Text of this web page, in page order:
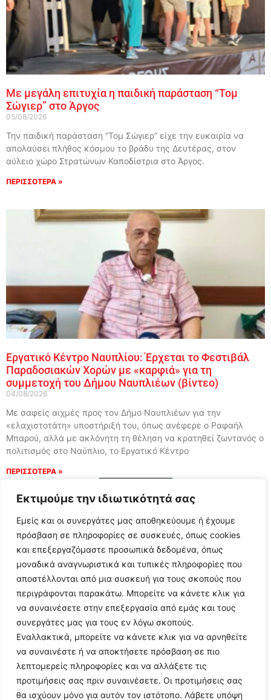
Εκτιμούμε την ιδιωτικότητά σας
Εμείς και οι συνεργάτες μας αποθηκεύουμε ή έχουμε
πρόσβαση σε πληροφορίες σε συσκευές, όπως cookies
και επεξεργαζόμαστε προσωπικά δεδομένα, όπως
μοναδικά αναγνωριστικά και τυπικές πληροφορίες που
αποστέλλονται από μια συσκευή για τους σκοπούς που
περιγράφονται παρακάτω. Μπορείτε να κάνετε κλικ για
να συναινέσετε στην επεξεργασία από εμάς και τους
συνεργάτες μας για τους εν λόγω σκοπούς.
Εναλλακτικά, μπορείτε να κάνετε κλικ για να αρνηθείτε
να συναινέστε ή να αποκτήσετε πρόσβαση σε πιο
λεπτομερείς πληροφορίες και να αλλάξετε τις
προτιμήσεις σας πριν συναινέσετε. Οι προτιμήσεις σας
θα ισχύουν μόνο για αυτόν τον ιστότοπο. Λάβετε υπόψη
Με μεγάλη επιτυχία η παιδική παράσταση “Τομ
Σώγιερ” στο Άργος
05/08/2026
Την παιδική παράσταση “Τομ Σώγιερ” είχε την ευκαιρία να
απολαύσει πλήθος κόσμου το βράδυ της Δευτέρας, στον
αύλειο χώρο Στρατώνων Καποδίστρια στο Άργος.
ΠΕΡΙΣΣΟΤΕΡΑ »
Εργατικό Κέντρο Ναυπλίου: Έρχεται το Φεστιβάλ
Παραδοσιακών Χορών με «καρφιά» για τη
συμμετοχή του Δήμου Ναυπλιέων (βίντεο)
04/08/2026
Με σαφείς αιχμές προς τον Δήμο Ναυπλιέων για την
«ελαχιστοτάτη» υποστήριξή του, όπως ανέφερε ο Ραφαήλ
Μπαρού, αλλά με ακλόνητη τη θέληση να κρατηθεί ζωντανός ο
πολιτισμός στο Ναύπλιο, το Εργατικό Κέντρο
ΠΕΡΙΣΣΟΤΕΡΑ »
Follow Us
© 2024 All Rights Reserved